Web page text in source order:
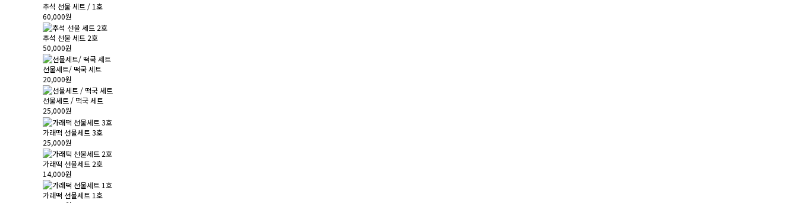
추석 선물 세트 / 1호
60,000원
추석 선물 세트 2호
50,000원
선물세트/ 떡국 세트
20,000원
선물세트 / 떡국 세트
25,000원
가래떡 선물세트 3호
25,000원
가래떡 선물세트 2호
14,000원
가래떡 선물세트 1호